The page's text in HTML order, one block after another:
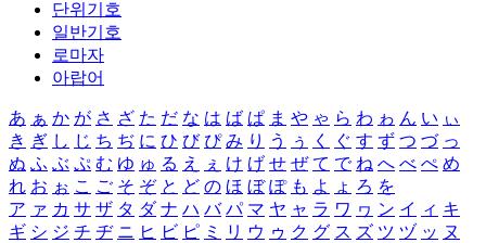
단위기호
일반기호
로마자
아랍어
あ ぁ か が さ ざ た だ な は ば ぱ ま や ゃ ら わ ゎ ん い ぃ
き ぎ し じ ち ぢ に ひ び ぴ み り う ぅ く ぐ す ず つ づ っ
ぬ ふ ぶ ぷ む ゆ ゅ る え ぇ け げ せ ぜ て で ね へ べ ぺ め
れ お ぉ こ ご そ ぞ と ど の ほ ぼ ぽ も よ ょ ろ を
ア ァ カ サ ザ タ ダ ナ ハ バ パ マ ヤ ャ ラ ワ ヮ ン イ ィ キ
ギ シ ジ チ ヂ ニ ヒ ビ ピ ミ リ ウ ゥ ク グ ス ズ ツ ヅ ッ ヌ